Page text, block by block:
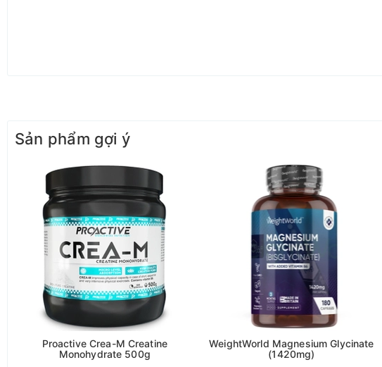
- Hỗ trợ tuần hoàn máu và kiểm soát mỡ máu
Sản phẩm WeightWorld N-Acetyl Cysteine 600mg
Nếu bạn đang tìm kiếm một sản phẩm NAC chất lượng cao, dễ sử dụng và
- Hàm lượng cao 600mg mỗi viên, hấp thụ nhanh, hiệu quả mạnh
- Thuần chay, không chứa GMO, gluten hay các chất gây dị ứng
Sản phẩm gợi ý
Proactive Crea-M Creatine
Monohydrate 500g
WeightWorld Magnesium Glycinate
(1420mg)